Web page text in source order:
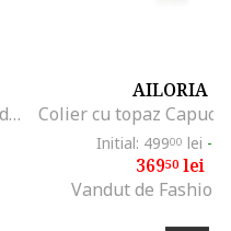
Colier de argint veritabil 925 decorat cu onyx verde CAPUCINE 29571, Argintiu
AILORIA
Initial: 49900 lei -
36950lei
Vandut de Fashion